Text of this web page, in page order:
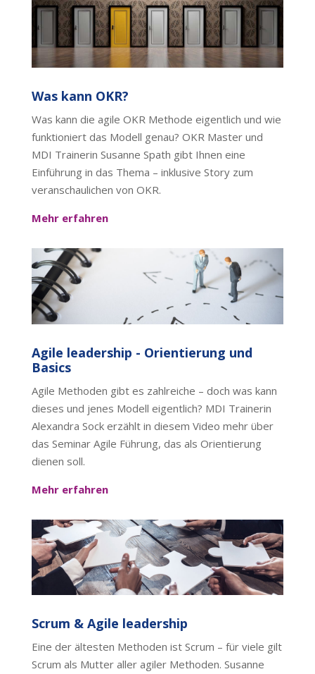
Was kann OKR?
Was kann die agile OKR Methode eigentlich und wie
funktioniert das Modell genau? OKR Master und
MDI Trainerin Susanne Spath gibt Ihnen eine
Einführung in das Thema – inklusive Story zum
veranschaulichen von OKR.
Mehr erfahren
Agile leadership - Orientierung und
Basics
Agile Methoden gibt es zahlreiche – doch was kann
dieses und jenes Modell eigentlich? MDI Trainerin
Alexandra Sock erzählt in diesem Video mehr über
das Seminar Agile Führung, das als Orientierung
dienen soll.
Mehr erfahren
Scrum & Agile leadership
Eine der ältesten Methoden ist Scrum – für viele gilt
Scrum als Mutter aller agiler Methoden. Susanne